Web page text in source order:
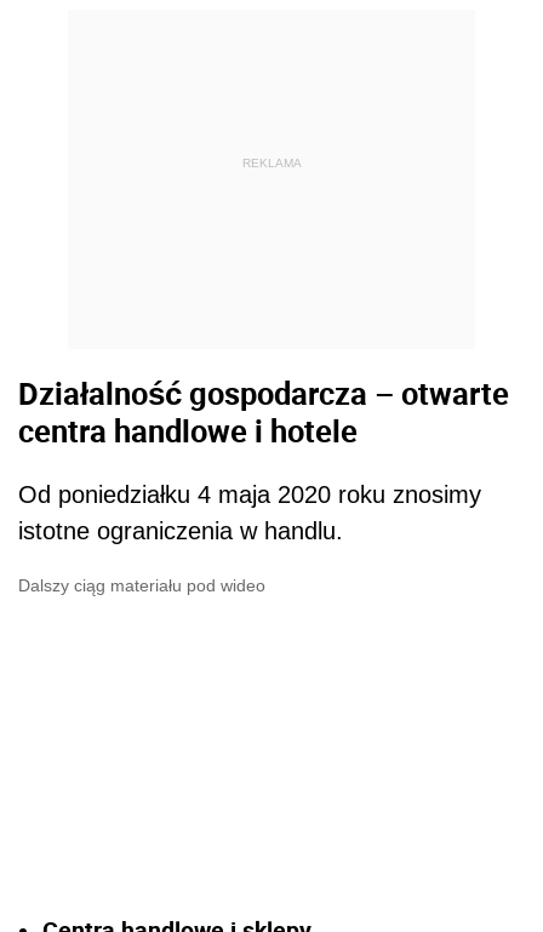
REKLAMA
Działalność gospodarcza – otwarte
centra handlowe i hotele
Od poniedziałku 4 maja 2020 roku znosimy
istotne ograniczenia w handlu.
Dalszy ciąg materiału pod wideo